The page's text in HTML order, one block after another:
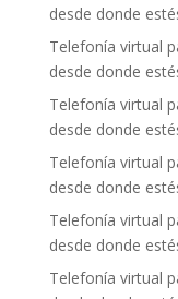
desde donde
Telefonía virtual
desde donde
Telefonía virtual
desde donde
Telefonía virtual
desde donde
Telefonía virtual
desde donde
Telefonía virtual